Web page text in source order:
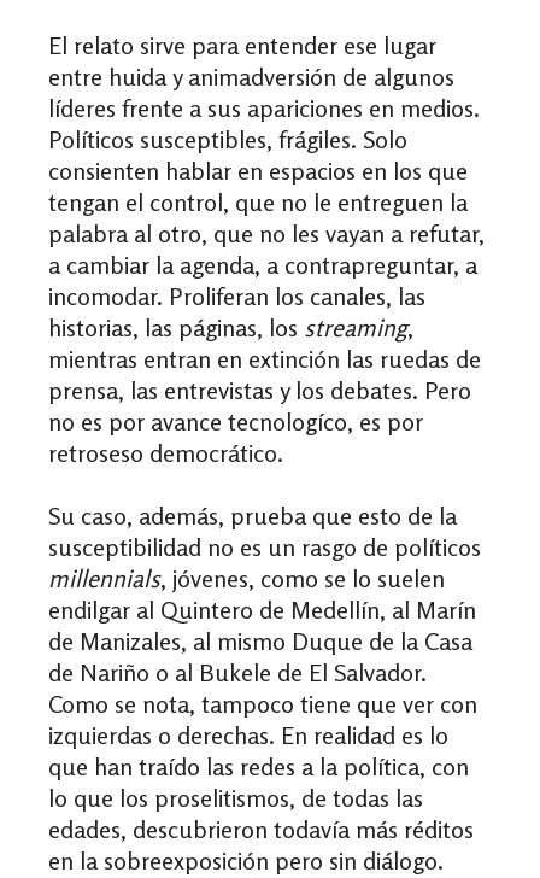
El relato sirve para entender ese lugar
entre huida y animadversión de algunos
líderes frente a sus apariciones en medios.
Políticos susceptibles, frágiles. Solo
consienten hablar en espacios en los que
tengan el control, que no le entreguen la
palabra al otro, que no les vayan a refutar,
a cambiar la agenda, a contrapreguntar, a
incomodar. Proliferan los canales, las
historias, las páginas, los streaming,
mientras entran en extinción las ruedas de
prensa, las entrevistas y los debates. Pero
no es por avance tecnologíco, es por
retroseso democrático.
Su caso, además, prueba que esto de la
susceptibilidad no es un rasgo de políticos
millennials, jóvenes, como se lo suelen
endilgar al Quintero de Medellín, al Marín
de Manizales, al mismo Duque de la Casa
de Nariño o al Bukele de El Salvador.
Como se nota, tampoco tiene que ver con
izquierdas o derechas. En realidad es lo
que han traído las redes a la política, con
lo que los proselitismos, de todas las
edades, descubrieron todavía más réditos
en la sobreexposición pero sin diálogo.